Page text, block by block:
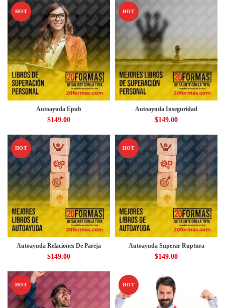
HOT
Autoayuda Epub
$149.00
HOT
Autoayuda Inseguridad
$149.00
HOT
Autoayuda Relaciones De Pareja
$149.00
HOT
Autoayuda Superar Ruptura
$149.00
HOT HOT